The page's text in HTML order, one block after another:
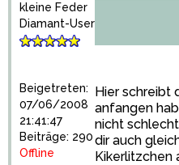
kleine Feder
Diamant-User
Beigetreten:
07/06/2008
21:41:47
Beiträge: 290
Offline
Hier schreibt
anfangen
nicht
dir auch
Kikerlitzchen